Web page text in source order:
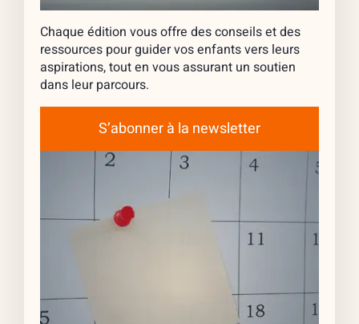
Chaque édition vous offre des conseils et des
ressources pour guider vos enfants vers leurs
aspirations, tout en vous assurant un soutien
dans leur parcours.
S’abonner à la newsletter